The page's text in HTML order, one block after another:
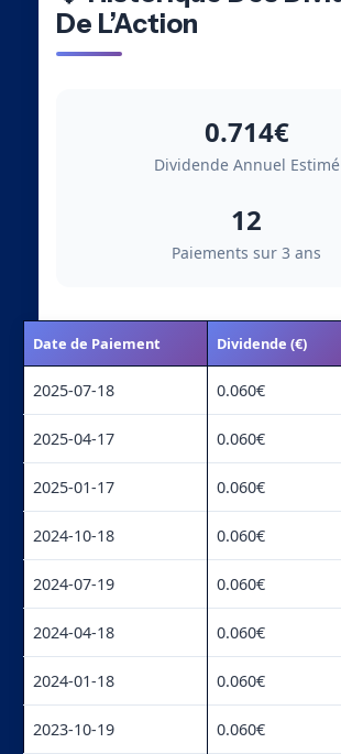
De L’Action
0.714€
Dividende Annuel Estimé
12
Paiements sur 3 ans
Date de Paiement Dividende (€)
2025-07-18 0.060€
2025-04-17 0.060€
2025-01-17 0.060€
2024-10-18 0.060€
2024-07-19 0.060€
2024-04-18 0.060€
2024-01-18 0.060€
2023-10-19 0.060€